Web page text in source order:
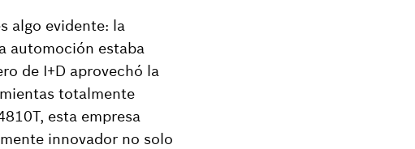
algo evidente: la
automoción estaba
de I+D aprovechó la
totalmente
esta empresa
innovador no solo